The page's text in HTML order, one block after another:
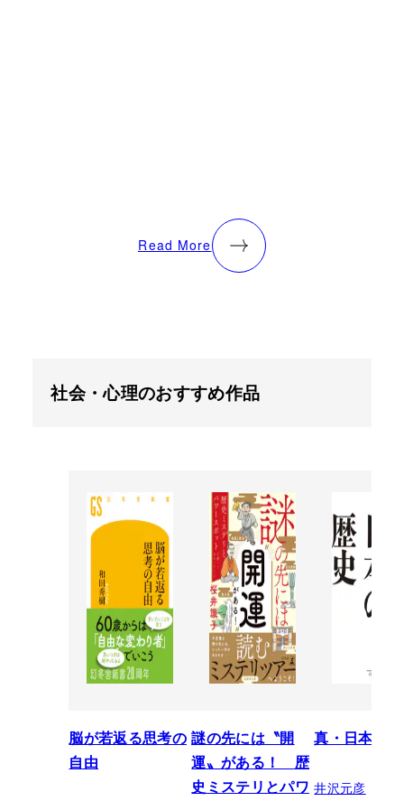
Read More
社会・心理のおすすめ作品
脳が若返る思考の
自由
謎の先には〝開
運〟がある！ 歴
史ミステリとパワ
真・日本の
井沢元彦